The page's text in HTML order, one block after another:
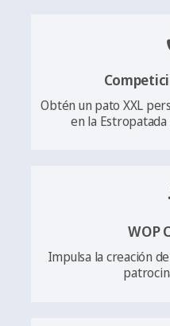
Obtén un pato XXL
en la
WOP
Impulsa la creación